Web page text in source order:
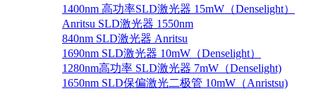
1400nm 高功率SLD激光器 15mW（Denselight）
Anritsu SLD激光器 1550nm
840nm SLD激光器 Anritsu
1690nm SLD激光器 10mW（Denselight）
1280nm高功率 SLD激光器 7mW（Denselight)
1650nm SLD保偏激光二极管 10mW（Anristsu)